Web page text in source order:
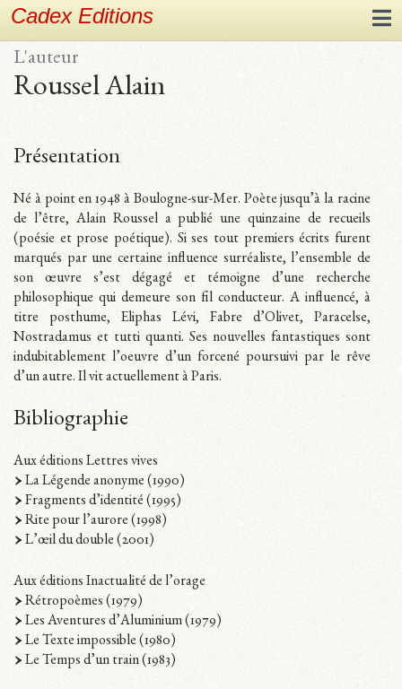
Cadex Editions
L'auteur
Roussel Alain
Présentation
Né à point en 1948 à Boulogne-sur-Mer. Poète jusqu’à la racine
de l’être, Alain Roussel a publié une quinzaine de recueils
(poésie et prose poétique). Si ses tout premiers écrits furent
marqués par une certaine influence surréaliste, l’ensemble de
son œuvre s’est dégagé et témoigne d’une recherche
philosophique qui demeure son fil conducteur. A influencé, à
titre posthume, Eliphas Lévi, Fabre d’Olivet, Paracelse,
Nostradamus et tutti quanti. Ses nouvelles fantastiques sont
indubitablement l’oeuvre d’un forcené poursuivi par le rêve
d’un autre. Il vit actuellement à Paris.
Bibliographie
Aux éditions Lettres vives
La Légende anonyme (1990)
Fragments d’identité (1995)
Rite pour l’aurore (1998)
L’œil du double (2001)
Aux éditions Inactualité de l’orage
Rétropoèmes (1979)
Les Aventures d’Aluminium (1979)
Le Texte impossible (1980)
Le Temps d’un train (1983)